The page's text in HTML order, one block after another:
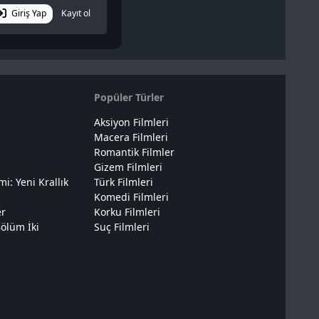
Giriş Yap Kayıt ol
Yeni Krallık
İki
Popüler Türler
Aksiyon Filmleri
Macera Filmleri
Romantik Filmler
Gizem Filmleri
Türk Filmleri
Komedi Filmleri
Korku Filmleri
Suç Filmleri